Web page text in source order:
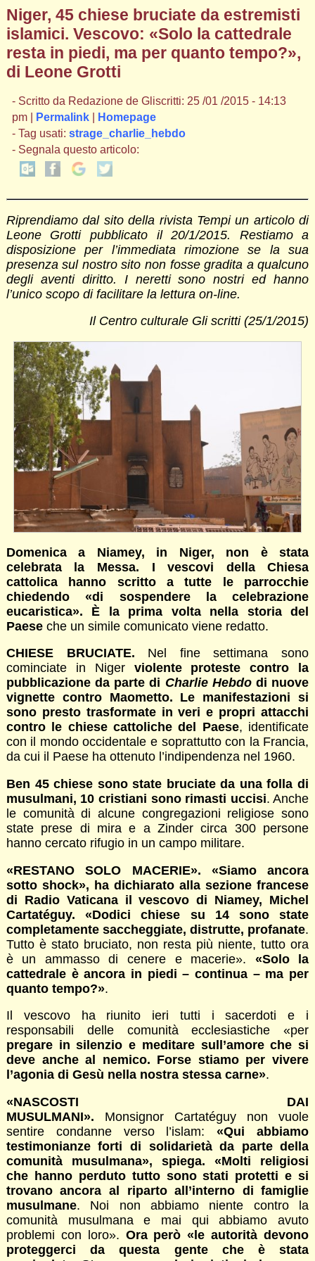
Niger, 45 chiese bruciate da estremisti
islamici. Vescovo: «Solo la cattedrale
resta in piedi, ma per quanto tempo?»,
di Leone Grotti
- Scritto da Redazione de Gliscritti: 25 /01 /2015 - 14:13
pm |
Permalink|
Homepage
- Tag usati: strage_charlie_hebdo
- Segnala questo articolo:
Riprendiamo dal sito della rivista Tempi un articolo di
Leone Grotti pubblicato il 20/1/2015. Restiamo a
disposizione per l’immediata rimozione se la sua
presenza sul nostro sito non fosse gradita a qualcuno
degli aventi diritto. I neretti sono nostri ed hanno
l’unico scopo di facilitare la lettura on-line.
Il Centro culturale Gli scritti (25/1/2015)
Domenica a Niamey, in Niger, non è stata
celebrata la Messa. I vescovi della Chiesa
cattolica hanno scritto a tutte le parrocchie
chiedendo «di sospendere la celebrazione
eucaristica». È la prima volta nella storia del
Paeseche un simile comunicato viene redatto.
CHIESE BRUCIATE. Nel fine settimana sono
cominciate in Niger violente proteste contro la
pubblicazione da parte di Charlie Hebdodi nuove
vignette contro Maometto. Le manifestazioni si
sono presto trasformate in veri e propri attacchi
contro le chiese cattoliche del Paese, identificate
con il mondo occidentale e soprattutto con la Francia,
da cui il Paese ha ottenuto l’indipendenza nel 1960.
Ben 45 chiese sono state bruciate da una folla di
musulmani, 10 cristiani sono rimasti uccisi. Anche
le comunità di alcune congregazioni religiose sono
state prese di mira e a Zinder circa 300 persone
hanno cercato rifugio in un campo militare.
«RESTANO SOLO MACERIE».
«Siamo ancora
sotto shock», ha dichiarato alla sezione francese
di Radio Vaticana il vescovo di Niamey, Michel
Cartatéguy. «Dodici chiese su 14 sono state
completamente saccheggiate, distrutte, profanate.
Tutto è stato bruciato, non resta più niente, tutto ora
è un ammasso di cenere e macerie». «Solo la
cattedrale è ancora in piedi – continua – ma per
quanto tempo?».
Il vescovo ha riunito ieri tutti i sacerdoti e i
responsabili delle comunità ecclesiastiche «per
pregare in silenzio e meditare sull’amore che si
deve anche al nemico. Forse stiamo per vivere
l’agonia di Gesù nella nostra stessa carne».
«NASCOSTI DAI
MUSULMANI». Monsignor Cartatéguy non vuole
sentire condanne verso l’islam:«Qui abbiamo
testimonianze forti di solidarietà da parte della
comunità musulmana», spiega. «Molti religiosi
che hanno perduto tutto sono stati protetti e si
trovano ancora al riparto all’interno di famiglie
musulmane. Noi non abbiamo niente contro la
comunità musulmana e mai qui abbiamo avuto
problemi con loro». Ora però «le autorità devono
proteggerci da questa gente che è stata